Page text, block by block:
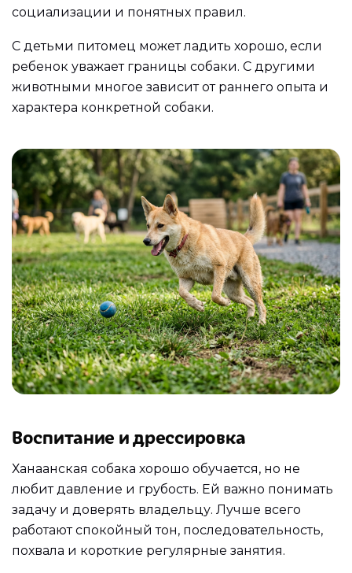
социализации и понятных правил.
С детьми питомец может ладить хорошо, если
ребенок уважает границы собаки. С другими
животными многое зависит от раннего опыта и
характера конкретной собаки.
Воспитание и дрессировка
Ханаанская собака хорошо обучается, но не
любит давление и грубость. Ей важно понимать
задачу и доверять владельцу. Лучше всего
работают спокойный тон, последовательность,
похвала и короткие регулярные занятия.